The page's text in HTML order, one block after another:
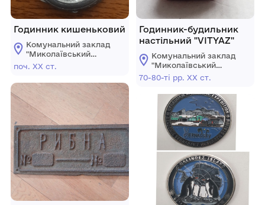
Годинник кишеньковий
Комунальний заклад
"Миколаївський
обласний
поч. ХХ ст.
Годинник-будильник
настільний "VITYAZ"
Комунальний заклад
"Миколаївський
обласний
краєзнавчий музей"
70-80-ті рр. ХХ ст.